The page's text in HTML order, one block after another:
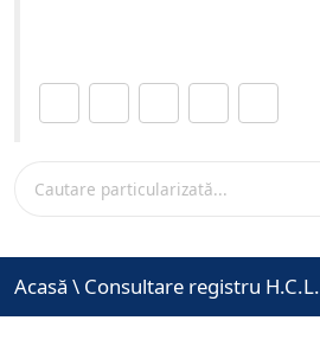
Acasă \ Consultare registru H.C.L.